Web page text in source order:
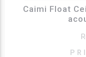
Caimi Float